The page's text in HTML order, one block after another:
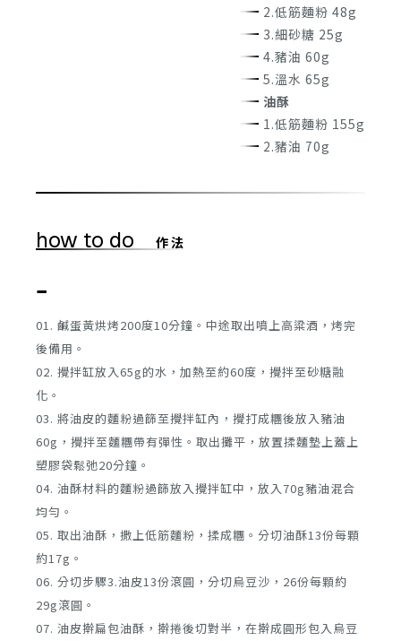
2.低筋麵粉 48g
3.細砂糖 25g
4.豬油 60g
5.溫水 65g
油酥
1.低筋麵粉 155g
2.豬油 70g
how to do 作 法
-
01. 鹹蛋黃烘烤200度10分鐘。中途取出噴上高粱酒，烤完
後備用。
02. 攪拌缸放入65g的水，加熱至約60度，攪拌至砂糖融
化。
03. 將油皮的麵粉過篩至攪拌缸內，攪打成糰後放入豬油
60g，攪拌至麵糰帶有彈性。取出攤平，放置揉麵墊上蓋上
塑膠袋鬆弛20分鐘。
04. 油酥材料的麵粉過篩放入攪拌缸中，放入70g豬油混合
均勻。
05. 取出油酥，撒上低筋麵粉，揉成糰。分切油酥13份每顆
約17g。
06. 分切步驟3.油皮13份滾圓，分切烏豆沙，26份每顆約
29g滾圓。
07. 油皮擀扁包油酥，擀捲後切對半，在擀成圓形包入烏豆